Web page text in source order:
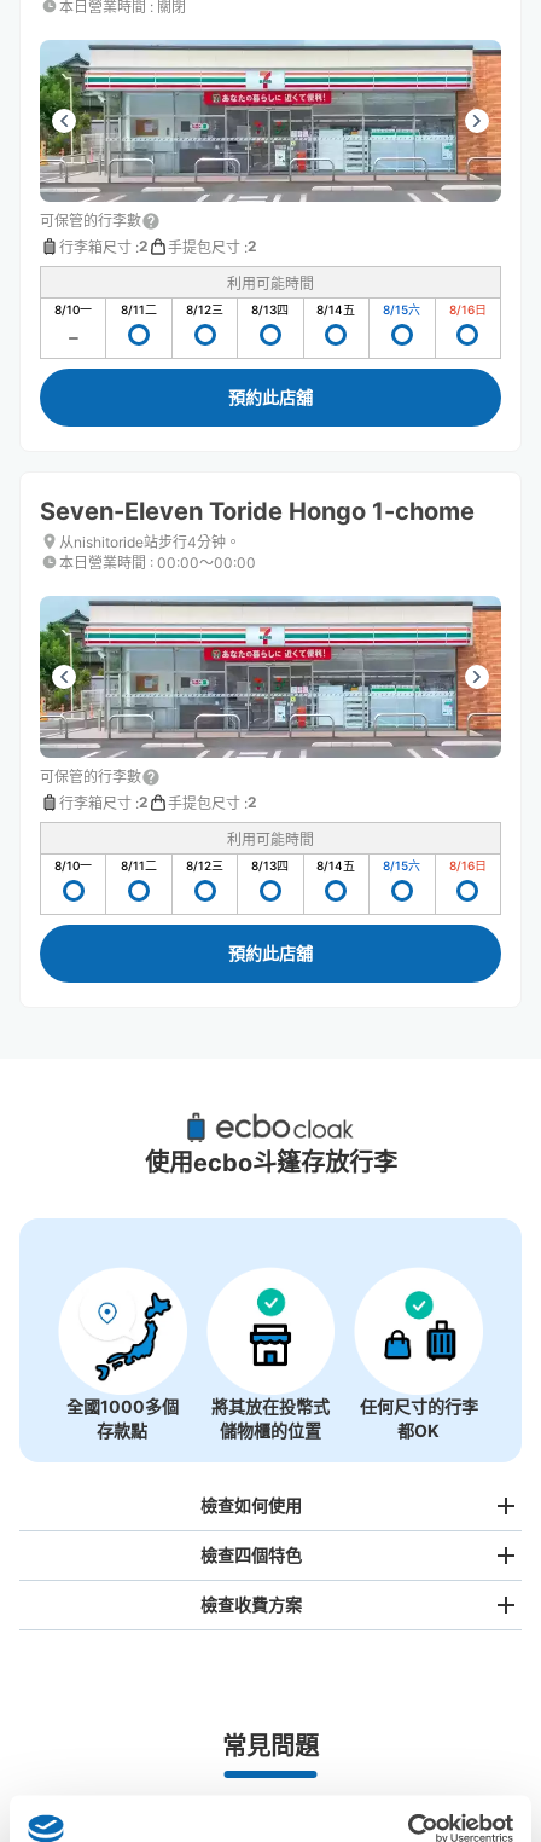
for
changing
dates.
for
changing
dates.
本日營業時間 : 關閉
可保管的行李數
行李箱尺寸 :2 手提包尺寸 :2
利用可能時間
8/10一 8/11二 8/12三 8/13四 8/14五 8/15六 8/16日
預約此店舖
Seven-Eleven Toride Hongo 1-chome
从nishitoride站步行4分钟。
本日營業時間 : 00:00〜00:00
可保管的行李數
行李箱尺寸 :2 手提包尺寸 :2
利用可能時間
8/10一 8/11二 8/12三 8/13四 8/14五 8/15六 8/16日
預約此店舖
取手站附近推薦的寄物櫃
3個投幣式置物櫃
从常総線取手駅站步行0分钟。
使用ecbo斗篷存放行李
全國1000多個
存款點
將其放在投幣式
儲物櫃的位置
任何尺寸的行李
都OK
檢查如何使用
事先用手機預約
指定的日期和時間
檢查四個特色
全國有1,000家以上合作店鋪
檢查收費方案
最長邊未滿45cm的行李（小型背包、手提包、手提行李
常見問題